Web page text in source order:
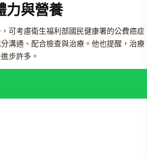
力與營養
可考慮衛生福利部國民健康署的公費癌症
溝通、配合檢查與治療。他也提醒，治療
步許多。